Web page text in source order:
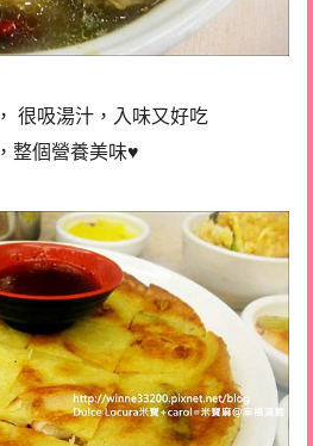
很吸湯汁，入味又好吃
整個營養美味♥